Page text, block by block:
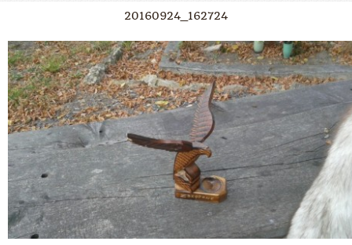
20160924_162724